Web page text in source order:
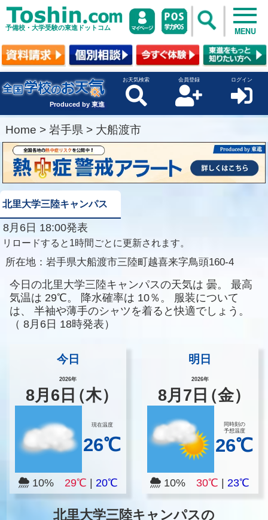
予備校・大学受験の東進ドットコム MENU
Produced by 東進
お天気検索 会員登録 ログイン
Home > 岩手県 > 大船渡市
北里大学三陸キャンパス
8月6日 18:00発表
リロードすると1時間ごとに更新されます。
所在地： 岩手県大船渡市三陸町越喜来字鳥頭160-4
今日の北里大学三陸キャンパスの天気は 曇。
最高
気温は 29℃。 降水確率は 10％。
服装について
は、
半袖や薄手のシャツを着ると快適でしょう。
（ 8月6日 18時発表）
今日
2026年
8月 6 日（木）
現在温度
26℃
10% 29℃ 20℃
明日
2026年
8月 7 日（金）
同時刻の
予想温度
26℃
10%30℃ |23℃
北里大学三陸キャンパスの